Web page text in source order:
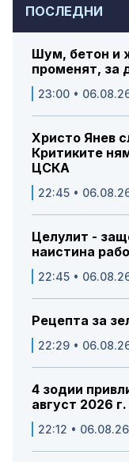
ПОСЛЕДНИ
Шум, бетон и
променят, за
23:00 •
Христо Янев
Критиките
ЦСКА
22:45 •
Целулит -
наистина
22:45 •
Рецепта за
22:29 •
4 зодии
август 2026 г.
22:12 • 06.08.26